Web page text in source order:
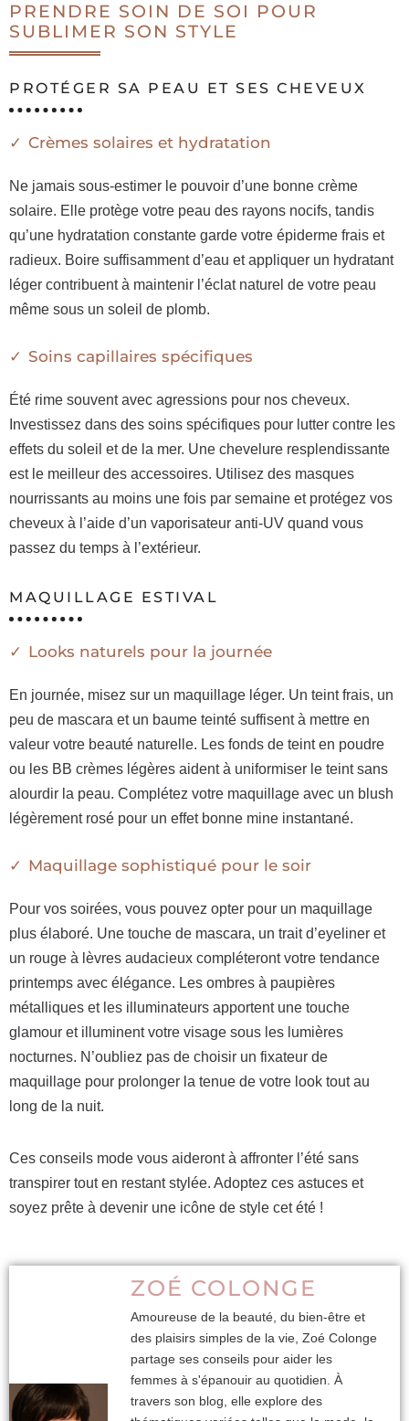
PRENDRE SOIN DE SOI POUR
SUBLIMER SON STYLE
PROTÉGER SA PEAU ET SES CHEVEUX
Crèmes solaires et hydratation
Ne jamais sous-estimer le pouvoir d’une bonne crème
solaire. Elle protège votre peau des rayons nocifs, tandis
qu’une hydratation constante garde votre épiderme frais et
radieux. Boire suffisamment d’eau et appliquer un hydratant
léger contribuent à maintenir l’éclat naturel de votre peau
même sous un soleil de plomb.
Soins capillaires spécifiques
Été rime souvent avec agressions pour nos cheveux.
Investissez dans des soins spécifiques pour lutter contre les
effets du soleil et de la mer. Une chevelure resplendissante
est le meilleur des accessoires. Utilisez des masques
nourrissants au moins une fois par semaine et protégez vos
cheveux à l’aide d’un vaporisateur anti-UV quand vous
passez du temps à l’extérieur.
MAQUILLAGE ESTIVAL
Looks naturels pour la journée
En journée, misez sur un maquillage léger. Un teint frais, un
peu de mascara et un baume teinté suffisent à mettre en
valeur votre beauté naturelle. Les fonds de teint en poudre
ou les BB crèmes légères aident à uniformiser le teint sans
alourdir la peau. Complétez votre maquillage avec un blush
légèrement rosé pour un effet bonne mine instantané.
Maquillage sophistiqué pour le soir
Pour vos soirées, vous pouvez opter pour un maquillage
plus élaboré. Une touche de mascara, un trait d’eyeliner et
un rouge à lèvres audacieux compléteront votre tendance
printemps avec élégance. Les ombres à paupières
métalliques et les illuminateurs apportent une touche
glamour et illuminent votre visage sous les lumières
nocturnes. N’oubliez pas de choisir un fixateur de
maquillage pour prolonger la tenue de votre look tout au
long de la nuit.
Ces conseils mode vous aideront à affronter l’été sans
transpirer tout en restant stylée. Adoptez ces astuces et
soyez prête à devenir une icône de style cet été !
ZOÉ COLONGE
Amoureuse de la beauté, du bien-être et
des plaisirs simples de la vie, Zoé Colonge
partage ses conseils pour aider les
femmes à s'épanouir au quotidien. À
travers son blog, elle explore des